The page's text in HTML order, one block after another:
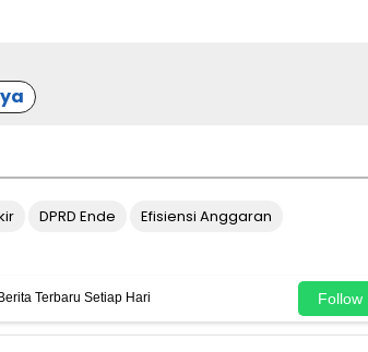
DPRD Ende Efisiensi Anggaran
Terbaru Setiap Hari Follow